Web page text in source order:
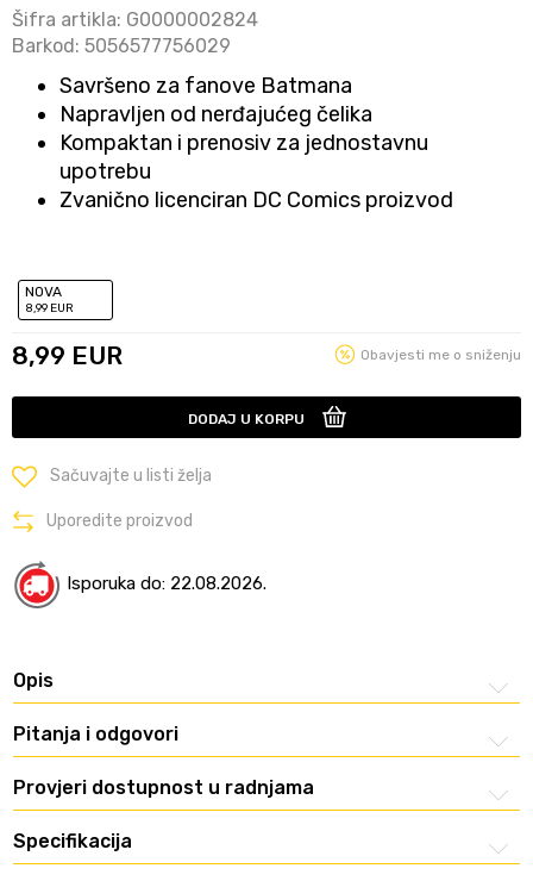
Šifra artikla: G0000002824
Barkod: 5056577756029
Savršeno za fanove Batmana
Napravljen od nerđajućeg čelika
Kompaktan i prenosiv za jednostavnu
upotrebu
Zvanično licenciran DC Comics proizvod
NOVA
8,99 EUR
8,99 EUR Obavjesti me o sniženju
DODAJ U KORPU
Sačuvajte u listi želja
Uporedite proizvod
Isporuka do: 22.08.2026.
Opis
Pitanja i odgovori
Provjeri dostupnost u radnjama
Specifikacija